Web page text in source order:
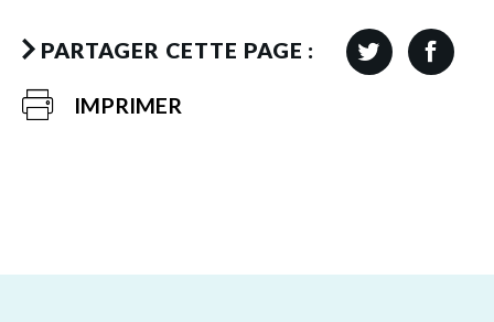
PARTAGER CETTE PAGE :
IMPRIMER